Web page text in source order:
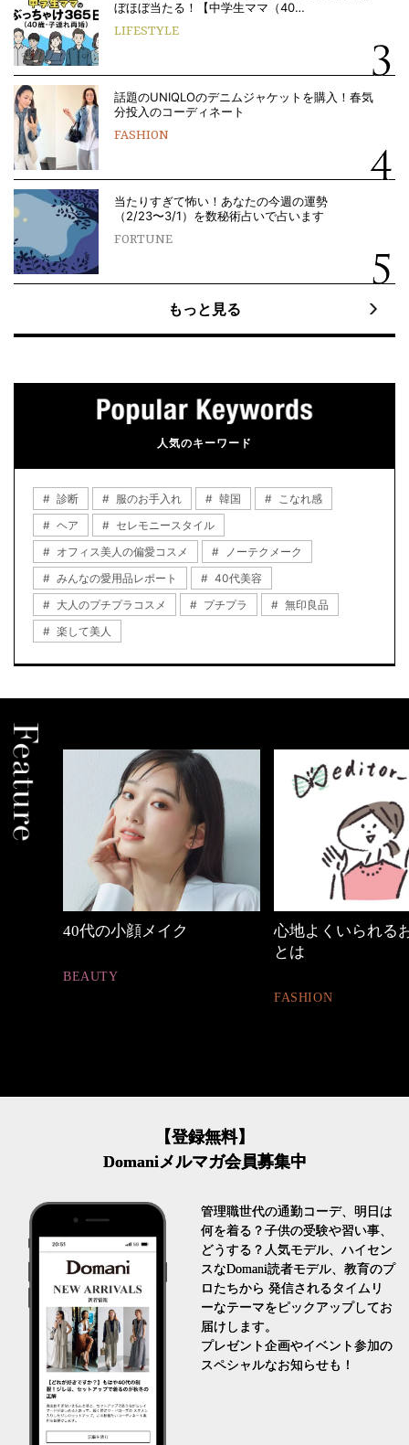
ぼほぼ当たる！【中学生ママ（40…
LIFESTYLE
話題のUNIQLOのデニムジャケットを購入！春気
分投入のコーディネート
FASHION
当たりすぎて怖い！あなたの今週の運勢
（2/23〜3/1）を数秘術占いで占います
FORTUNE
もっと見る
人気のキーワード
診断 服のお手入れ 韓国
こなれ感
ヘア
セレモニースタイル
オフィス美人の偏愛コスメ
ノーテクメーク
みんなの愛用品レポート
40代美容
大人のプチプラコスメ
プチプラ
無印良品
楽して美人
40代の小顔メイク
BEAUTY
心地よくいられるおし
とは
FASHION
【登録無料】
Domaniメルマガ会員募集中
管理職世代の通勤コーデ、明日は
何を着る？子供の受験や習い事、
どうする？人気モデル、ハイセン
スなDomani読者モデル、教育のプ
ロたちから 発信されるタイムリ
ーなテーマをピックアップしてお
届けします。
プレゼント企画やイベント参加の
スペシャルなお知らせも！